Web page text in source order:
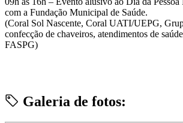
com a Fundação Municipal de Saúde.
(Coral Sol Nascente, Coral UATI/UEPG,
confecção de chaveiros, atendimentos de
FASPG)
Galeria de fotos: